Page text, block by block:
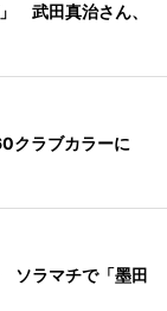
武田真治さん、
クラブカラーに
ソラマチで「墨田